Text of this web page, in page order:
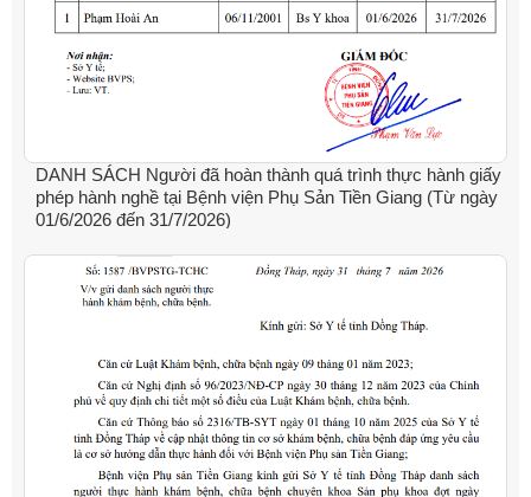
DANH SÁCH Người đã hoàn thành quá trình thực hành giấy
phép hành nghề tại Bệnh viện Phụ Sản Tiền Giang (Từ ngày
01/6/2026 đến 31/7/2026)